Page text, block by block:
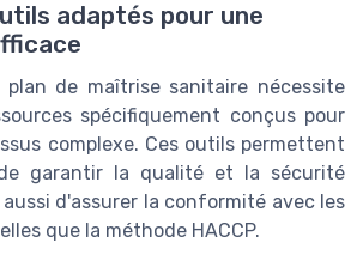
adaptés pour une
de maîtrise sanitaire nécessite
spécifiquement conçus pour
complexe. Ces outils permettent
garantir la qualité et la sécurité
d'assurer la conformité avec les
que la méthode HACCP.